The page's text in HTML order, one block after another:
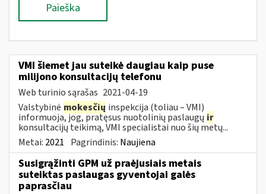
Paieška
VMI šiemet jau suteikė daugiau kaip puse
milijono konsultacijų telefonu
Web turinio sąrašas 2021-04-19
Valstybinė mokesčių inspekcija (toliau – VMI)
informuoja, jog, pratęsus nuotolinių paslaugų ir
konsultacijų teikimą, VMI specialistai nuo šių metų...
Metai: 2021 Pagrindinis: Naujiena
Susigrąžinti GPM už praėjusiais metais
suteiktas paslaugas gyventojai galės
paprasčiau